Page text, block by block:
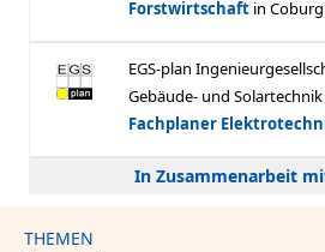
In Zusammenarbeit
THEMEN